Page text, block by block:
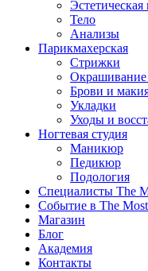
Эстетическая
Тело
Анализы
Парикмахерская
Стрижки
Окрашивание
Брови и
Укладки
Уходы и
Ногтевая студия
Маникюр
Педикюр
Подология
Специалисты The
Событие в The
Магазин
Блог
Академия
Контакты